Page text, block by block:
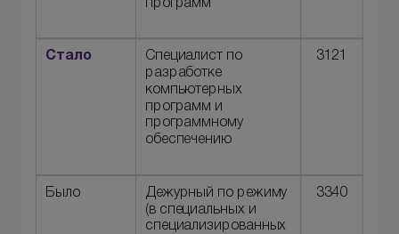
программ
Стало
Специалист по
разработке
компьютерных
программ и
программному
обеспечению
3121
Было
Дежурный по режиму
(в специальных и
специализированных
3340